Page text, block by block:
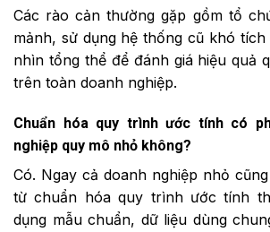
Các rào cản thường gặp gồm tổ
mảnh, sử dụng hệ thống cũ khó
nhìn tổng thể để đánh giá hiệu quả
trên toàn doanh nghiệp.
Chuẩn hóa quy trình ước tính có
nghiệp quy mô nhỏ không?
Có. Ngay cả doanh nghiệp nhỏ
từ chuẩn hóa quy trình ước tính
dụng mẫu chuẩn, dữ liệu dùng